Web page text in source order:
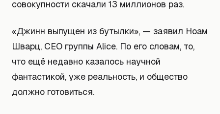
совокупности скачали 13 миллионов раз.
«Джинн выпущен из бутылки», — заявил Ноам
Шварц, CEO группы Alice. По его словам, то,
что ещё недавно казалось научной
фантастикой, уже реальность, и общество
должно готовиться.